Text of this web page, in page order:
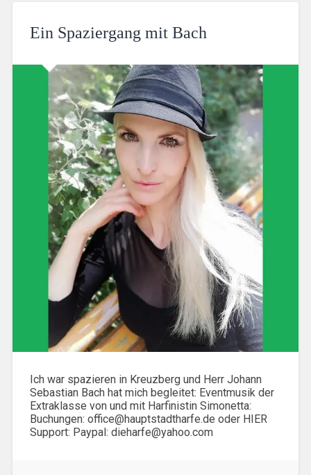
Ein Spaziergang mit Bach
Ich war spazieren in Kreuzberg und Herr Johann
Sebastian Bach hat mich begleitet: Eventmusik der
Extraklasse von und mit Harfinistin Simonetta:
Buchungen: office@hauptstadtharfe.de oder HIER
Support: Paypal: dieharfe@yahoo.com